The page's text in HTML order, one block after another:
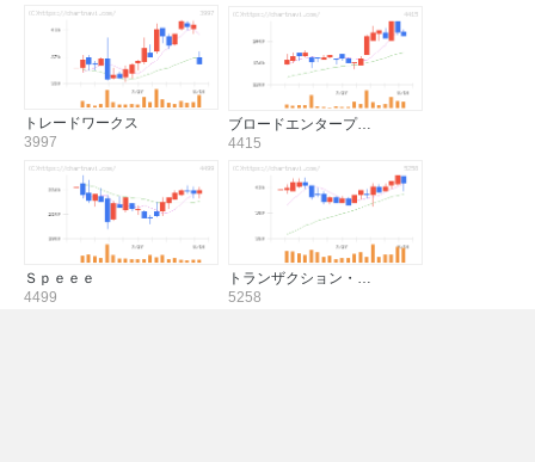
トレードワークス
3997
ブロードエンタープ…
4415
Ｓｐｅｅｅ
4499
トランザクション・…
5258